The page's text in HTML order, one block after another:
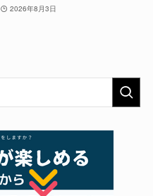
2026年8月3日